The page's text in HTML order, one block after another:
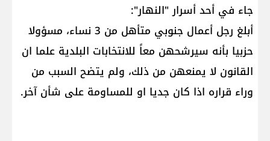
جاء في أحد أسرار "النهار":
أبلغ رجل أعمال جنوبي متأهل من 3 نساء، مسؤولا
حزبيا بأنه سيرشحهن معاً للانتخابات البلدية علما ان
القانون لا يمنعهن من ذلك، ولم يتضح السبب من
وراء قراره اذا كان جديا او للمساومة على شأن آخر.